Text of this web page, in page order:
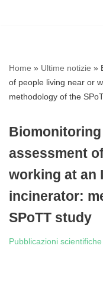
Home » Ultime notizie »
of people living near or
methodology of the
assessment
working at an
incinerator:
SPoTT study
Pubblicazioni scientifiche